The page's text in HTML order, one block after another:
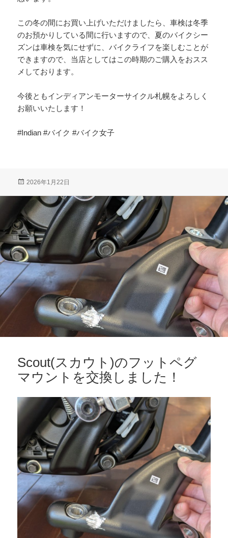
この冬の間にお買い上げいただけましたら、車検は冬季
のお預かりしている間に行いますので、夏のバイクシー
ズンは車検を気にせずに、バイクライフを楽しむことが
できますので、当店としてはこの時期のご購入をおスス
メしております。
今後ともインディアンモーターサイクル札幌をよろしく
お願いいたします！
#Indian #バイク #バイク女子
投
日:
2026年1月22日
Scout(スカウト)のフットペグ
マウントを交換しました！